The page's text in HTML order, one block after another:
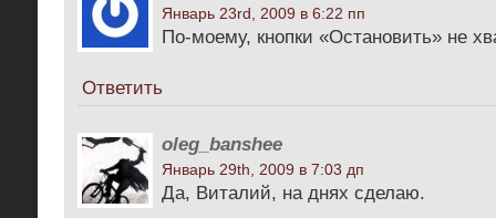
Январь 23rd, 2009 в 6:22 пп
По-моему, кнопки «Остановить» не
Ответить
oleg_banshee
Январь 29th, 2009 в 7:03 дп
Да, Виталий, на днях сделаю.